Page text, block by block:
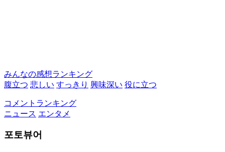
みんなの感想ランキング
腹立つ 悲しい すっきり 興味深い 役に立つ
コメントランキング
ニュース エンタメ
포토뷰어